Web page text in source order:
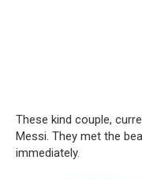
These kind couple,
Messi. They met the
immediately.